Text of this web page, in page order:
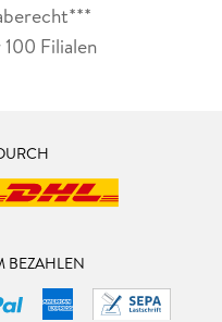
Filialen
BEZAHLEN